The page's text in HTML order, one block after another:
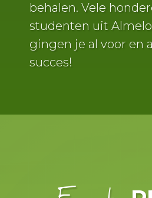
behalen. Vele
studenten uit
gingen je al voor en
succes!